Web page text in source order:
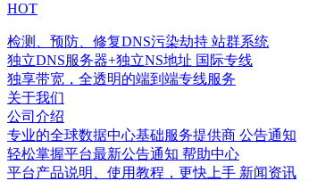
HOT
检测、预防、修复DNS污染劫持 站群系统
独立DNS服务器+独立NS地址 国际专线
独享带宽，全透明的端到端专线服务
关于我们
公司介绍
专业的全球数据中心基础服务提供商 公告通知
轻松掌握平台最新公告通知 帮助中心
平台产品说明、使用教程，更快上手 新闻资讯